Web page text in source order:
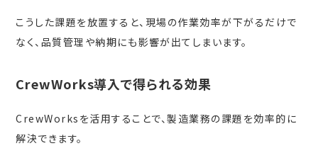
こうした課題を放置すると、現場の作業効率が下がるだけで
なく、品質管理や納期にも影響が出てしまいます。
CrewWorks導入で得られる効果
CrewWorksを活用することで、製造業務の課題を効率的に
解決できます。